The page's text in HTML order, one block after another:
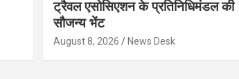
ट्रैवल एसोसिएशन के प्रतिनिधिमंडल की
सौजन्य भेंट
August 8, 2026 News Desk